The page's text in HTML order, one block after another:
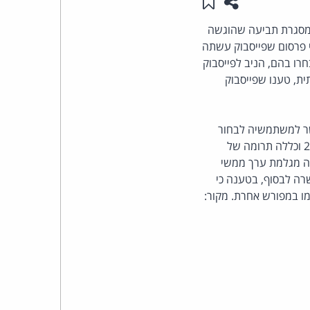
תביעה שהוגשה
בשנת 2011, עסקה בשימוש לצרכי פרסום שפייסבוק עשתה
בהם, הניב לפייסבוק
משתמשי הרשת החברתית, טענו שפייסבוק
ותאפשר למשתמשיה לבחור
בתביעה זו, שנתגבשה במאי 2012 וכללה תרומה של
מגלמת ערך ממשי
לבסוף, בטענה כי
במפורש אחרת. מקור: